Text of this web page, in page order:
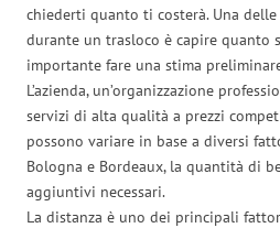
chiederti quanto ti costerà. Una
durante un trasloco è capire quanto
importante fare una stima
L’azienda, un’organizzazione
servizi di alta qualità a prezzi
possono variare in base a diversi
Bologna e Bordeaux, la quantità di
aggiuntivi necessari.
La distanza è uno dei principali